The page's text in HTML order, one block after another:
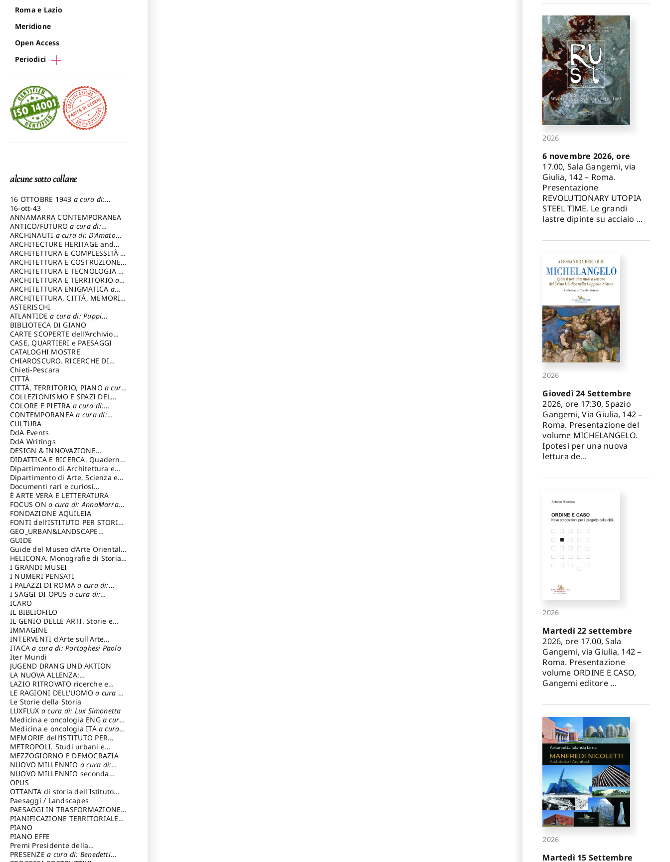
Roma e Lazio
Meridione
Open Access
Periodici
alcune sotto collane
16 OTTOBRE 1943 a cura di:
Pezzetti Marcello
16-ott-43
ANNAMARRA CONTEMPORANEA
ANTICO/FUTUROa cura di:
Varagnoli Claudio
ARCHINAUTI a cura di: D'Amato
Claudio
ARCHITECTURE HERITAGE and
DESIGN
ARCHITETTURA E COMPLESSITÀ a
cura di: Piva Antonio
ARCHITETTURA E COSTRUZIONEa
cura di: Poretti Sergio
ARCHITETTURA E TECNOLOGIA a
cura di: Carrara Gianfranco
ARCHITETTURA E TERRITORIOa
cura di: Pietrogrande Enrico
ARCHITETTURA ENIGMATICA a
cura di: Lenci Ruggero
ARCHITETTURA, CITTÀ, MEMORIA
a cura di: Valeriani Enrico
ASTERISCHI
ATLANTIDEa cura di: Puppi
Lionello
BIBLIOTECA DI GIANO
CARTE SCOPERTE dell’Archivio
Storico Capitolino
CASE, QUARTIERI e PAESAGGI
CATALOGHI MOSTRE
CHIAROSCURO. RICERCHE DI
STORIA E STORIA DELL'ARTE
cura di: Di Carpegna Falconieri
Tommaso
Chieti-Pescara
CITTÀ
CITTÀ, TERRITORIO, PIANO a cura
di: Imbesi Giuseppe
COLLEZIONISMO E SPAZI DEL
COLLEZIONISMO a cura di:
Magnani Lauro
COLORE E PIETRA a cura di:
Selvaggi Giuseppe
CONTEMPORANEAa cura di:
Gubinelli Luna
CULTURA
DdA Events
DdA Writings
DESIGN & INNOVAZIONE
TECNOLOGICAa cura di: Vallicelli
Andrea
DIDATTICA E RICERCA. Quaderni
della Scuola
Dipartimento di Architettura e
Analisi della Città Mediterranea
Dipartimento di Arte, Scienza e
Tecnica del Costuire
Documenti rari e curiosi
dall'Archivio Segreto
È ARTE VERA E LETTERATURA
FOCUS ONa cura di: AnnaMarra
Contemporanea
FONDAZIONE AQUILEIA
FONTI dell’ISTITUTO PER STORIA
DEL RISORGIMENTO
GEO_URBAN&LANDSCAPE
PLANNING (GULP)
Trusiani Elio
GUIDE
Guide del Museo d’Arte Orientale
“Giuseppe Tucci”
HELICONA. Monografie di Storia
dell'Artea cura di: Gallo Marco
I GRANDI MUSEI
I NUMERI PENSATI
I PALAZZI DI ROMAa cura di:
Ippoliti Alessandro
I SAGGI DI OPUS a cura di:
Scalesse Tommaso
ICARO
IL BIBLIOFILO
IL GENIO DELLE ARTI. Storie e
interpretazione
IMMAGINE
INTERVENTI d'Arte sull'Arte
dedicata alla cultura della
conservazione d’arte
Fondazione Paola Droghetti onlus
ITACAa cura di: Portoghesi Paolo
Iter Mundi
JUGEND DRANG UND AKTION
LA NUOVA ALLENZA:
ARCHITETTURA & AMBIENTE
LAZIO RITROVATO ricerche e
restauri
LE RAGIONI DELL'UOMOa cura di:
Lombardi Satriani Luigi
Le Storie della Storia
LUXFLUX a cura di: Lux Simonetta
Medicina e oncologia ENG a cura
di: Lopez Massimo
Medicina e oncologia ITA a cura
di: Lopez Massimo
MEMORIE dell’ISTITUTO PER
STORIA DEL RISORGIMENTO
METROPOLI. Studi urbani e
regionali
MEZZOGIORNO E DEMOCRAZIA
NUOVO MILLENNIO a cura di:
Capaldo Pellegrino
NUOVO MILLENNIO seconda
serie
Francesco
OPUS
OTTANTA di storia dell'Istituto
storia dell’Istitutoa cura di:
Cavalieri Patrizia
Paesaggi / Landscapes
PAESAGGI IN TRASFORMAZIONEa
cura di: Corti Enrico A.
PIANIFICAZIONE TERRITORIALE
URBANISTICA ED AMBIENTALE
cura di: Costa Enrico
PIANO
PIANO EFFE
Premi Presidente della
Repubblica
PRESENZEa cura di: Benedetti
2026
6 novembre 2026, ore
17.00, Sala Gangemi, via
Giulia, 142 – Roma.
Presentazione
REVOLUTIONARY UTOPIA
STEEL TIME. Le grandi
lastre dipinte su acciaio ...
2026
Giovedì 24 Settembre
2026, ore 17:30, Spazio
Gangemi, Via Giulia, 142 –
Roma. Presentazione del
volume MICHELANGELO.
Ipotesi per una nuova
lettura de...
2026
Martedì 22 settembre
2026, ore 17.00, Sala
Gangemi, via Giulia, 142 –
Roma. Presentazione
volume ORDINE E CASO,
Gangemi editore ...
2026
Martedì 15 Settembre